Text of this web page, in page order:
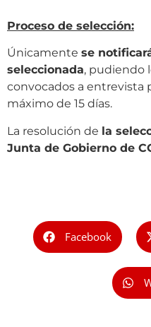
Proceso de selección:
Únicamente se
seleccionada, pudiendo
convocados a entrevista
máximo de 15 días.
La resolución de la
Junta de Gobierno de
Facebook